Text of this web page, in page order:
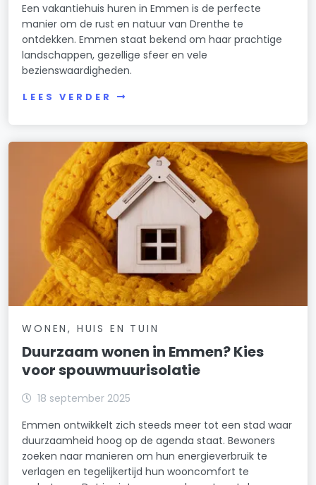
Een vakantiehuis huren in Emmen is de perfecte
manier om de rust en natuur van Drenthe te
ontdekken. Emmen staat bekend om haar prachtige
landschappen, gezellige sfeer en vele
bezienswaardigheden.
LEES VERDER
WONEN, HUIS EN TUIN
Duurzaam wonen in Emmen? Kies
voor spouwmuurisolatie
18 september 2025
Emmen ontwikkelt zich steeds meer tot een stad waar
duurzaamheid hoog op de agenda staat. Bewoners
zoeken naar manieren om hun energieverbruik te
verlagen en tegelijkertijd hun wooncomfort te